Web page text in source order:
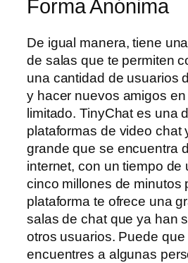
Forma Anónima
De igual manera, tiene
de salas que te permiten
una cantidad de usuarios
y hacer nuevos amigos
limitado. TinyChat es una
plataformas de video chat
grande que se encuentra
internet, con un tiempo de
cinco millones de minutos
plataforma te ofrece una
salas de chat que ya han
otros usuarios. Puede que
encuentres a algunas